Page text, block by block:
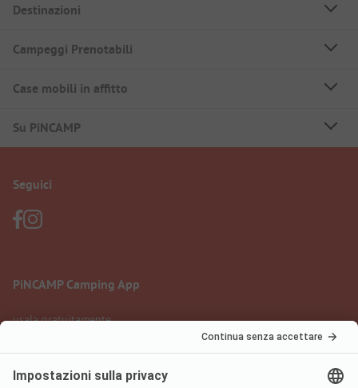
Destinazioni
Campeggi Prenotabili
Case mobili in affitto
Su PiNCAMP
Seguici
PiNCAMP Camping App
usala gratuitamente